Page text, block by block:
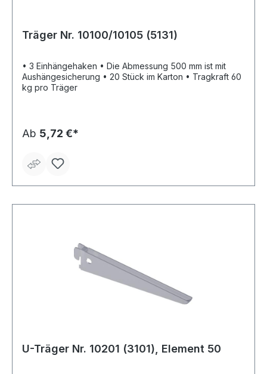
Träger Nr. 10100/10105 (5131)
• 3 Einhängehaken • Die Abmessung 500 mm ist mit
Aushängesicherung • 20 Stück im Karton • Tragkraft 60
kg pro Träger
Ab 5,72 €*
U-Träger Nr. 10201 (3101), Element 50